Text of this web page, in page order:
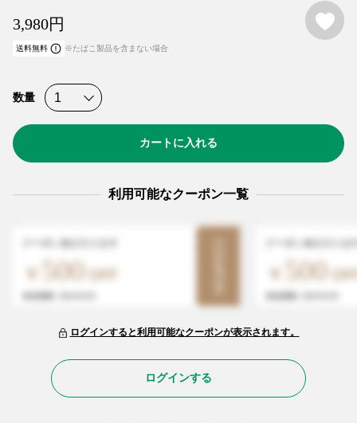
3,980円
送料無料 ※たばこ製品を含まない場合
数量
カートに入れる
利用可能なクーポン一覧
500 500
ログインすると利用可能なクーポンが表示されます。
ログインする